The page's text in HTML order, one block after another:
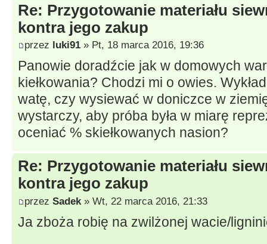
Re: Przygotowanie materiału
kontra jego zakup
przez luki91 » Pt, 18 marca 2016, 19:36
Panowie doradźcie jak w domowych
kiełkowania? Chodzi mi o owies.
watę, czy wysiewać w doniczce w
wystarczy, aby próba była w miarę
oceniać % skiełkowanych nasion?
Re: Przygotowanie materiału
kontra jego zakup
przez Sadek » Wt, 22 marca 2016, 21:33
Ja zboża robię na zwilżonej wacie/